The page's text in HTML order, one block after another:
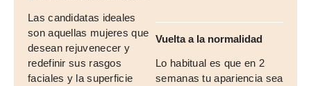
Las candidatas ideales
son aquellas mujeres que
desean rejuvenecer y
redefinir sus rasgos
faciales y la superficie
Vuelta a la normalidad
Lo habitual es que en 2
semanas tu apariencia sea